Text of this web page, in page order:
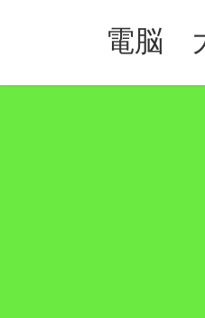
電脳